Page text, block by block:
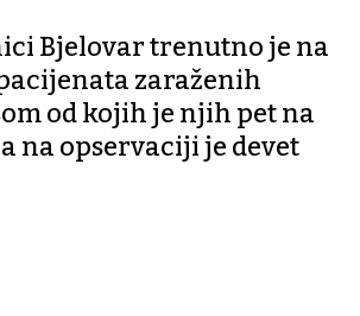
Bjelovar trenutno je na
zaraženih
od kojih je njih pet na
na opservaciji je devet